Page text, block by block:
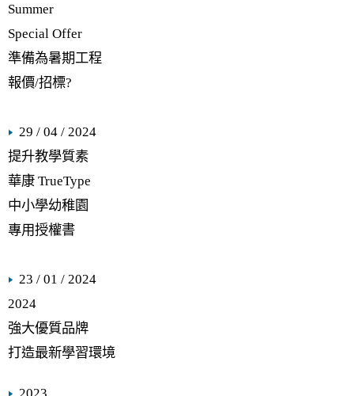
Summer
Special Offer
準備為暑期工程
報價/招標?
29 / 04 / 2024
提升教學質素
華康 TrueType
中小學幼稚園
專用授權書
23 / 01 / 2024
2024
強大優質品牌
打造最新學習環境